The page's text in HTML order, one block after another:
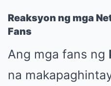
Reaksyon ng mga
Fans
Ang mga fans ng
na